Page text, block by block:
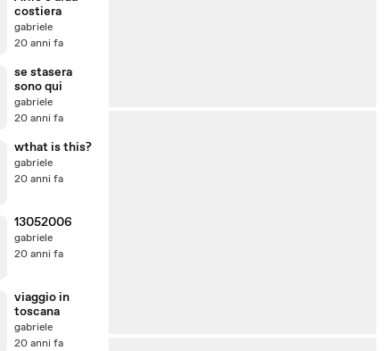
costiera
gabriele
20 anni fa
se stasera
sono qui
gabriele
20 anni fa
wthat is this?
gabriele
20 anni fa
13052006
gabriele
20 anni fa
viaggio in
toscana
gabriele
20 anni fa